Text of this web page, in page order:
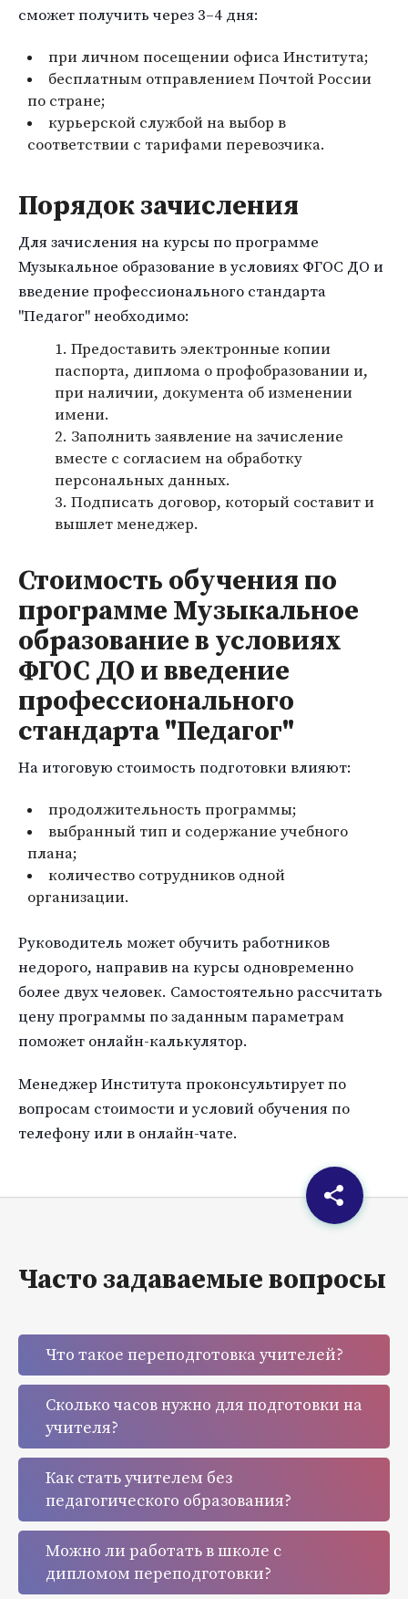
сможет получить через 3–4 дня:
при личном посещении офиса Института;
бесплатным отправлением Почтой России
по стране;
курьерской службой на выбор в
соответствии с тарифами перевозчика.
Порядок зачисления
Для зачисления на курсы по программе
Музыкальное образование в условиях ФГОС ДО и
введение профессионального стандарта
"Педагог" необходимо:
Предоставить электронные копии
паспорта, диплома о профобразовании и,
при наличии, документа об изменении
имени.
Заполнить заявление на зачисление
вместе с согласием на обработку
персональных данных.
Подписать договор, который составит и
вышлет менеджер.
Стоимость обучения по
программе Музыкальное
образование в условиях
ФГОС ДО и введение
профессионального
стандарта "Педагог"
На итоговую стоимость подготовки влияют:
продолжительность программы;
выбранный тип и содержание учебного
плана;
количество сотрудников одной
организации.
Руководитель может обучить работников
недорого, направив на курсы одновременно
более двух человек. Самостоятельно рассчитать
цену программы по заданным параметрам
поможет онлайн-калькулятор.
Менеджер Института проконсультирует по
вопросам стоимости и условий обучения по
телефону или в онлайн-чате.
Часто задаваемые вопросы
Что такое переподготовка учителей?
Сколько часов нужно для подготовки на
учителя?
Как стать учителем без
педагогического образования?
Можно ли работать в школе с
дипломом переподготовки?